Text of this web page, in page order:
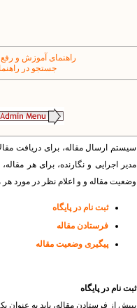
راهنمای آموزش و
جستجو در راهنما
سیستم ارسال مقاله، برای دریافت
مدیر اجرایی و نگارنده، برای هر
وضعیت مقاله و و اعلام نظر در مورد
ثبت نام در پایگاه
فرستادن مقاله
پیگیری وضعیت مقاله
ثبت نام در پایگاه
بپیش از فرستادن مقاله، باید به عنوان